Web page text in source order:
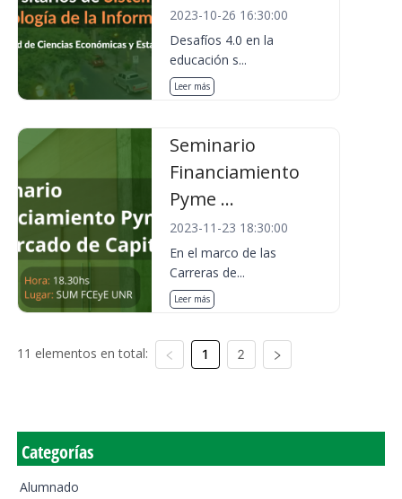
2023-10-26 16:30:00
Desafíos 4.0 en la
educación s...
Leer más
Seminario
Financiamiento
Pyme ...
2023-11-23 18:30:00
En el marco de las
Carreras de...
Leer más
11 elementos en total: 1 2
Categorías
Alumnado